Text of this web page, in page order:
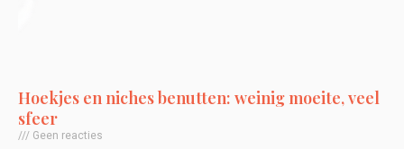
Hoekjes en niches benutten: weinig moeite, veel
sfeer
Geen reacties